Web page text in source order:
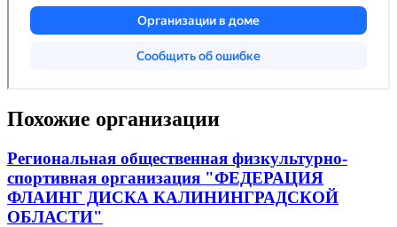
Похожие организации
Региональная общественная физкультурно-
спортивная организация "ФЕДЕРАЦИЯ
ФЛАИНГ ДИСКА КАЛИНИНГРАДСКОЙ
ОБЛАСТИ"